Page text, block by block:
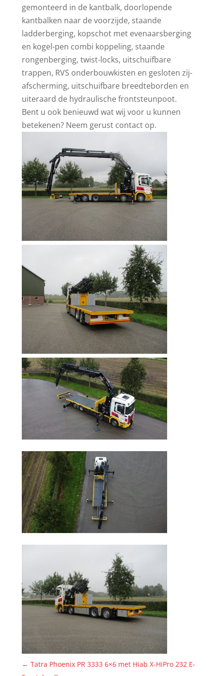
gemonteerd in de kantbalk, doorlopende
kantbalken naar de voorzijde, staande
ladderberging, kopschot met evenaarsberging
en kogel-pen combi koppeling, staande
rongenberging, twist-locks, uitschuifbare
trappen, RVS onderbouwkisten en gesloten zij-
afscherming, uitschuifbare breedteborden en
uiteraard de hydraulische frontsteunpoot.
Bent u ook benieuwd wat wij voor u kunnen
betekenen? Neem gerust contact op.
← Tatra Phoenix PR 3333 6×6 met Hiab X-HiPro 232 E-